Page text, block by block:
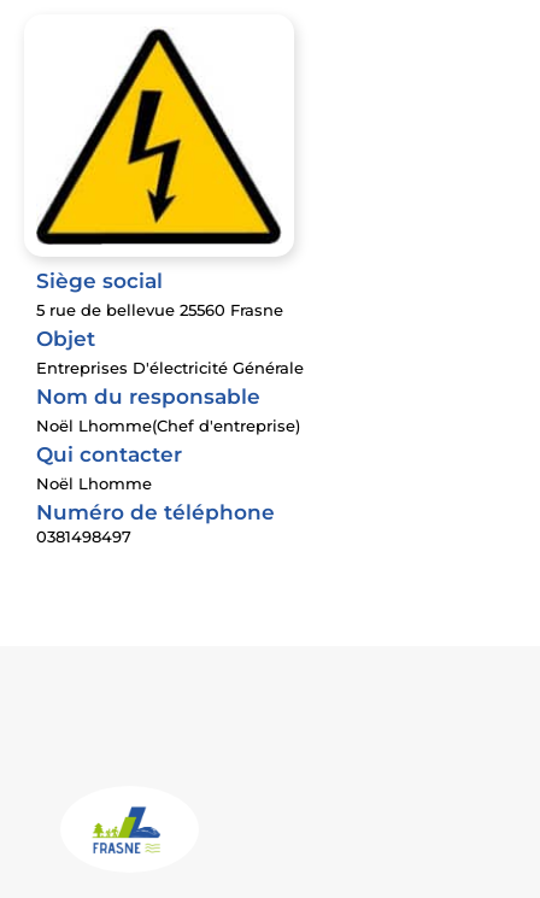
Siège social
5 rue de bellevue 25560 Frasne
Objet
Entreprises D'électricité Générale
Nom du responsable
Noël Lhomme(Chef d'entreprise)
Qui contacter
Noël Lhomme
Numéro de téléphone
0381498497